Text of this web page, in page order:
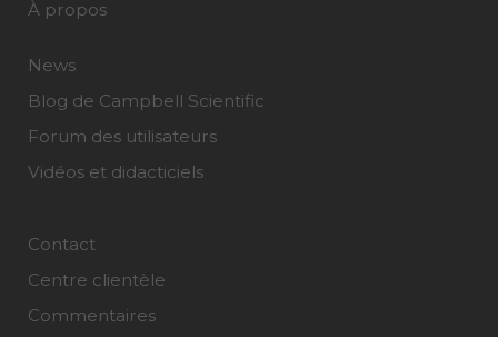
À propos
News
Blog de Campbell Scientific
Forum des utilisateurs
Vidéos et didacticiels
Contact
Centre clientèle
Commentaires